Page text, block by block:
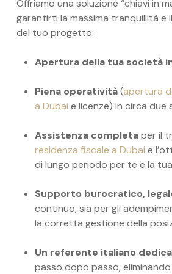
Offriamo una soluzione “chiavi in
garantirti la massima tranquillità e
del tuo progetto:
Apertura della tua società
Piena operatività(apertura
a Dubai e licenze) in circa due
Assistenza completaper il
residenza fiscale a Dubai e
di lungo periodo per te e la
Supporto burocratico,
continuo, sia per gli
la corretta gestione della
Un referente italiano
passo dopo passo,